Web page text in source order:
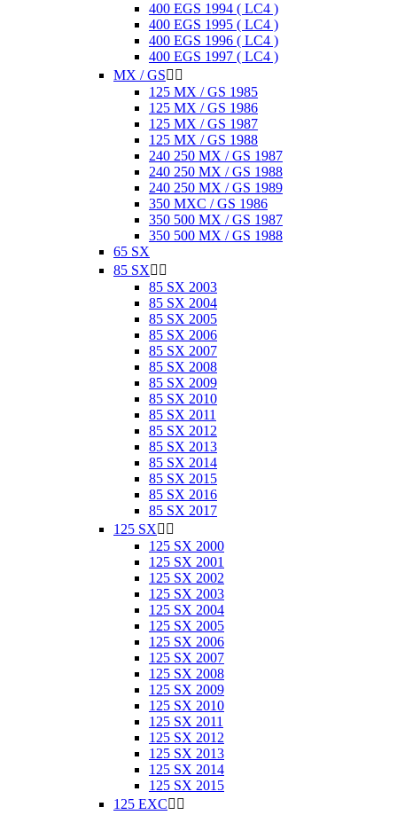
400 EGS 1994 ( LC4 )
400 EGS 1995 ( LC4 )
400 EGS 1996 ( LC4 )
400 EGS 1997 ( LC4 )
MX / GS 
125 MX / GS 1985
125 MX / GS 1986
125 MX / GS 1987
125 MX / GS 1988
240 250 MX / GS 1987
240 250 MX / GS 1988
240 250 MX / GS 1989
350 MXC / GS 1986
350 500 MX / GS 1987
350 500 MX / GS 1988
65 SX
85 SX 
85 SX 2003
85 SX 2004
85 SX 2005
85 SX 2006
85 SX 2007
85 SX 2008
85 SX 2009
85 SX 2010
85 SX 2011
85 SX 2012
85 SX 2013
85 SX 2014
85 SX 2015
85 SX 2016
85 SX 2017
125 SX 
125 SX 2000
125 SX 2001
125 SX 2002
125 SX 2003
125 SX 2004
125 SX 2005
125 SX 2006
125 SX 2007
125 SX 2008
125 SX 2009
125 SX 2010
125 SX 2011
125 SX 2012
125 SX 2013
125 SX 2014
125 SX 2015
125 EXC 